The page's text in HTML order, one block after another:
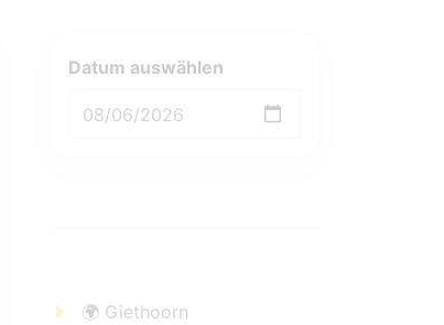
Datum auswählen
🌍 Giethoorn